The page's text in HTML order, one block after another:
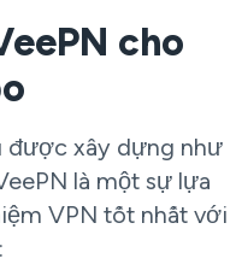
cho
được xây dựng như
là một sự lựa
VPN tốt nhất với